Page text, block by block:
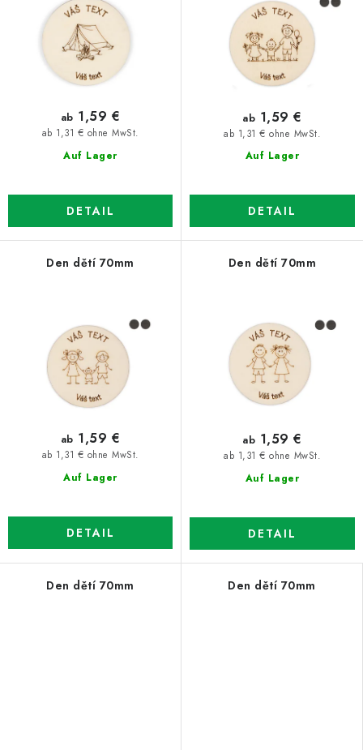
g
Auf Lager
ab 1,31 € ohne MwSt.
ab 1,59 €
DETAIL
Auf Lager
ab 1,31 € ohne MwSt.
ab 1,59 €
DETAIL
Den dětí 70mm
Auf Lager
ab 1,31 € ohne MwSt.
ab 1,59 €
DETAIL
Den dětí 70mm
Auf Lager
ab 1,31 € ohne MwSt.
ab 1,59 €
DETAIL
Den dětí 70mm Den dětí 70mm